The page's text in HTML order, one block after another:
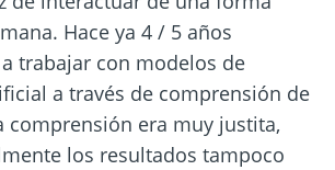
Hace ya 4 / 5 años
trabajar con modelos de
a través de comprensión de
comprensión era muy justita,
los resultados tampoco